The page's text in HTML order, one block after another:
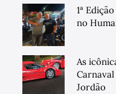
1ª
no
As
Carnaval
Jordão